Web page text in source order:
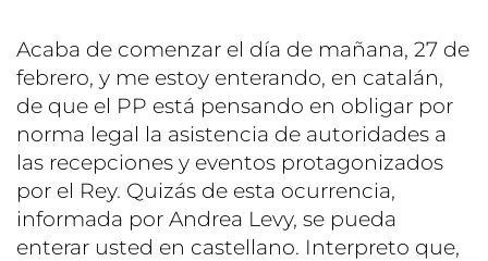
Acaba de comenzar el día de mañana, 27 de
febrero, y me estoy enterando, en catalán,
de que el PP está pensando en obligar por
norma legal la asistencia de autoridades a
las recepciones y eventos protagonizados
por el Rey. Quizás de esta ocurrencia,
informada por Andrea Levy, se pueda
enterar usted en castellano. Interpreto que,